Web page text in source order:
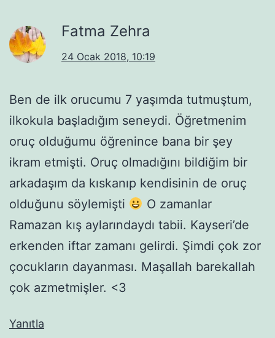
Fatma Zehra
24 Ocak 2018, 10:19
Ben de ilk orucumu 7 yaşımda tutmuştum,
ilkokula başladığım seneydi. Öğretmenim
oruç olduğumu öğrenince bana bir şey
ikram etmişti. Oruç olmadığını bildiğim bir
arkadaşım da kıskanıp kendisinin de oruç
olduğunu söylemişti
O zamanlar
Ramazan kış aylarındaydı tabii. Kayseri’de
erkenden iftar zamanı gelirdi. Şimdi çok zor
çocukların dayanması. Maşallah barekallah
çok azmetmişler. <3
Yanıtla